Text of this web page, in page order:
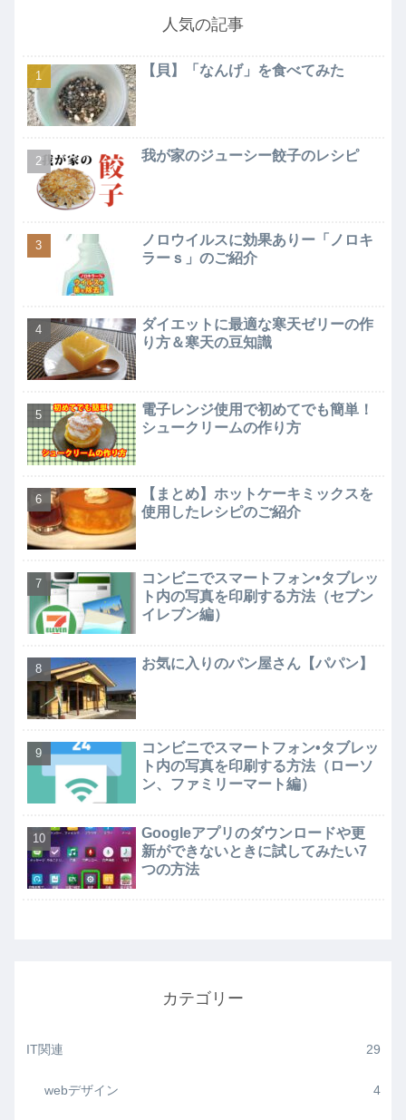
人気の記事
【貝】「なんげ」を食べてみた
我が家のジューシー餃子のレシピ
ノロウイルスに効果ありー「ノロキ
ラーｓ」のご紹介
ダイエットに最適な寒天ゼリーの作
り方＆寒天の豆知識
電子レンジ使用で初めてでも簡単！
シュークリームの作り方
【まとめ】ホットケーキミックスを
使用したレシピのご紹介
コンビニでスマートフォン•タブレッ
ト内の写真を印刷する方法（セブン
イレブン編）
お気に入りのパン屋さん【パパン】
コンビニでスマートフォン•タブレッ
ト内の写真を印刷する方法（ローソ
ン、ファミリーマート編）
Googleアプリのダウンロードや更
新ができないときに試してみたい7
つの方法
カテゴリー
IT関連 29
webデザイン 4